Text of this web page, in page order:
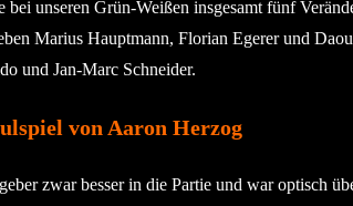
unseren Grün-Weißen insgesamt fünf
Marius Hauptmann, Florian Egerer und
und Jan-Marc Schneider.
von Aaron Herzog
zwar besser in die Partie und war optisch